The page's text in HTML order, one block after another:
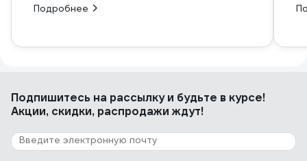
Подробнее
Подпишитесь на рассылкуи будьте в курсе!
Акции, скидки, распродажи ждут!